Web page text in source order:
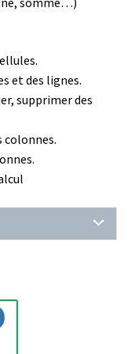
et des lignes.
supprimer des
colonnes.